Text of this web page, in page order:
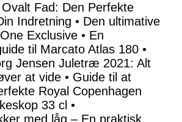
Fad: Den Perfekte
Indretning • Den ultimative
Exclusive • En
til Marcato Atlas 180 •
Jensen Juletræ 2021: Alt
at vide • Guide til at
Royal Copenhagen
33 cl •
med låg – En praktisk